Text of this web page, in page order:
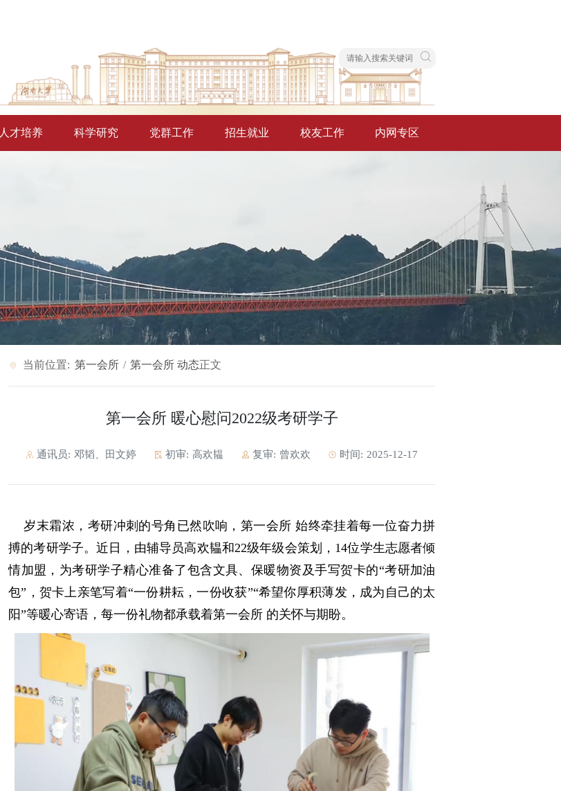
人才培养 科学研究 党群工作 招生就业 校友工作 内网专区
当前位置: 第一会所 第一会所 动态正文
第一会所 暖心慰问2022级考研学子
通讯员: 邓韬、田文婷 初审: 高欢韫 复审: 曾欢欢 时间: 2025-12-17
岁末霜浓，考研冲刺的号角已然吹响，第一会所 始终牵挂着每一位奋力拼
搏的考研学子。近日，由辅导员高欢韫和22级年级会策划，14位学生志愿者倾
情加盟，为考研学子精心准备了包含文具、保暖物资及手写贺卡的“考研加油
包”，贺卡上亲笔写着“一份耕耘，一份收获”“希望你厚积薄发，成为自己的太
阳”等暖心寄语，每一份礼物都承载着第一会所 的关怀与期盼。